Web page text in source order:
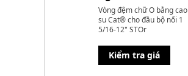
Vòng đệm chữ O bằng cao
su Cat® cho đầu bộ nối 1
5/16-12" STOr
Kiểm tra giá